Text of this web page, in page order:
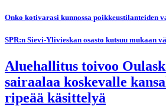
Onko kotivarasi kunnossa poikkeustilanteiden
SPR:n Sievi-Ylivieskan osasto kutsuu mukaan
Aluehallitus toivoo
sairaalaa koskevalle
ripeää käsittelyä